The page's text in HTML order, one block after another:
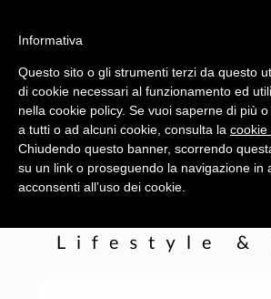
Informativa
Questo sito o gli strumenti terzi da questo
di cookie necessari al funzionamento ed
nella cookie policy. Se vuoi saperne di più
a tutti o ad alcuni cookie, consulta la cookie
Chiudendo questo banner, scorrendo
su un link o proseguendo la navigazione in
acconsenti all’uso dei cookie.